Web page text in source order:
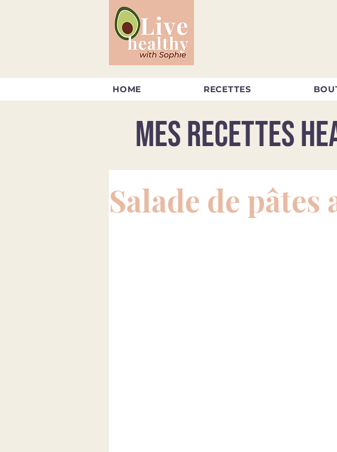
HOME RECETTES
Mes recettes
Salade de pâtes